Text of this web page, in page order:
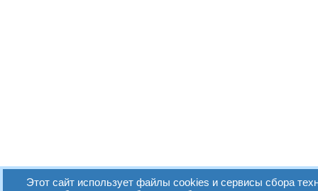
Этот сайт использует файлы cookies и сервисы сбора